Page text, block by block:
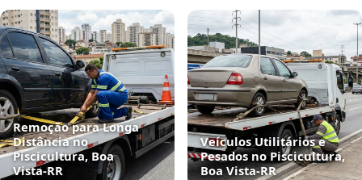
Remoção para Longa
Distância no
Piscicultura, Boa
Vista‑RR
Veículos Utilitários e
Pesados no Piscicultura,
Boa Vista‑RR